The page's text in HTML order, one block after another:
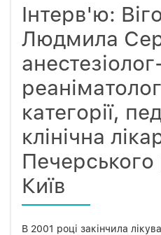
Інтерв'ю:
Людмила
категорії,
клінічна
Київ
В 2001 році закінчила